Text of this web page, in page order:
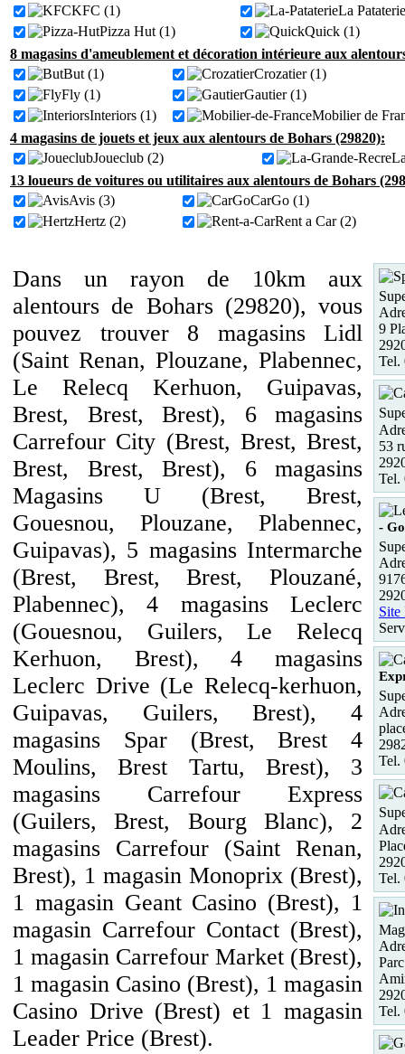
KFC (1)
La
Pizza Hut (1)
Quick (1)
8 magasins d'ameublement et décoration intérieure aux
But (1)
Crozatier (1)
Fly (1)
Gautier (1)
Interiors (1)
Mobilier de
4 magasins de jouets et jeux aux alentours de Bohars (29820):
Joueclub (2)
13 loueurs de voitures ou utilitaires aux alentours de Bohars
Avis (3)
CarGo (1)
Hertz (2)
Rent a Car (2)
Dans un rayon de 10km aux
alentours de Bohars (29820), vous
pouvez trouver 8 magasins Lidl
(Saint Renan, Plouzane, Plabennec,
Le Relecq Kerhuon, Guipavas,
Brest, Brest, Brest), 6 magasins
Carrefour City (Brest, Brest, Brest,
Brest, Brest, Brest), 6 magasins
Magasins U (Brest, Brest,
Gouesnou, Plouzane, Plabennec,
Guipavas), 5 magasins Intermarche
(Brest, Brest, Brest, Plouzané,
Plabennec), 4 magasins Leclerc
(Gouesnou, Guilers, Le Relecq
Kerhuon, Brest), 4 magasins
Leclerc Drive (Le Relecq-kerhuon,
Guipavas, Guilers, Brest), 4
magasins Spar (Brest, Brest 4
Moulins, Brest Tartu, Brest), 3
magasins Carrefour Express
(Guilers, Brest, Bourg Blanc), 2
magasins Carrefour (Saint Renan,
Brest), 1 magasin Monoprix (Brest),
1 magasin Geant Casino (Brest), 1
magasin Carrefour Contact (Brest),
1 magasin Carrefour Market (Brest),
1 magasin Casino (Brest), 1 magasin
Casino Drive (Brest) et 1 magasin
Leader Price (Brest).
9
Tel.
53
Tel.
-
Site
Tel.
Tel.
Tel.